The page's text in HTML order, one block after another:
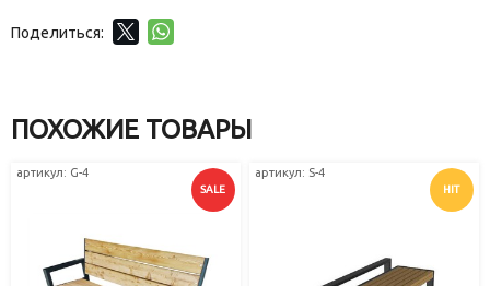
Поделиться:
ПОХОЖИЕ ТОВАРЫ
артикул: G-4
SALE
артикул: S-4
HIT